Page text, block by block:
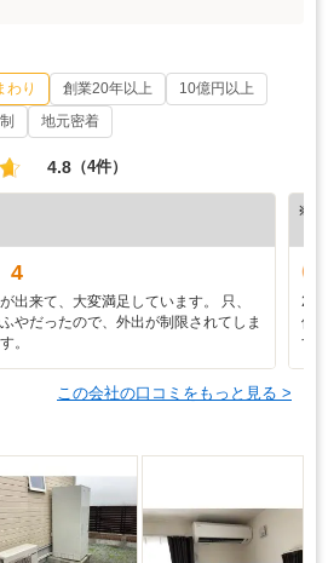
わり 創業20年以上
10億円以上
地元密着
4.8 （4件）
4
出来て、大変満足しています。 只、
やだったので、外出が制限されてしま
。
※ホ
2年
修
す
この会社の口コミをもっと見る >